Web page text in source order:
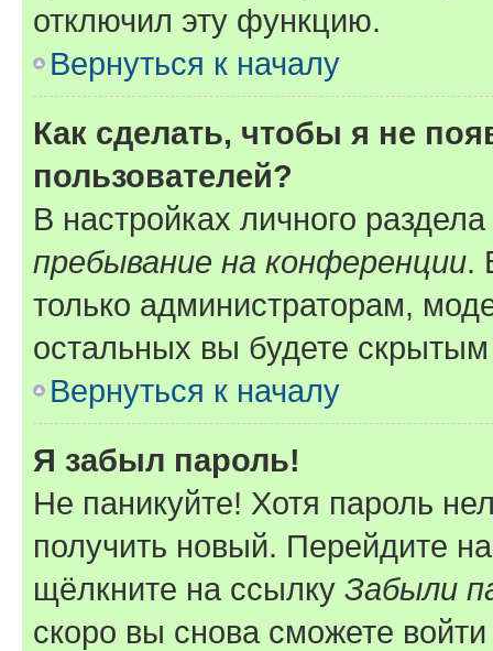
отключил эту функцию.
Вернуться к началу
Как сделать, чтобы я не
пользователей?
В настройках личного
пребывание на конференции.
только администраторам,
остальных вы будете
Вернуться к началу
Я забыл пароль!
Не паникуйте! Хотя пароль
получить новый. Перейдите
щёлкните на ссылку Забыли
скоро вы снова сможете